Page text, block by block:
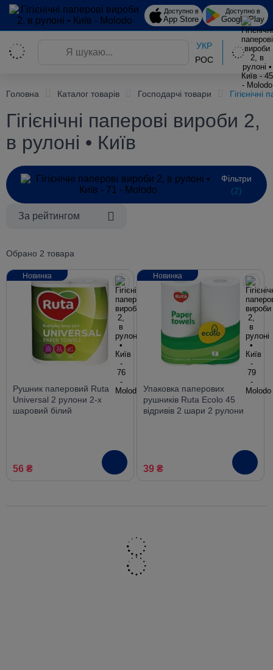
Доступно в
App Store
Доступно в
Google Play
УКР
РОС
Головна Каталог товарів Господарчі товари
Гігієнічні паперові вироби 2,
в рулоні • Київ
Фільтри
(2)
За рейтингом
Обрано 2 товара
Рушник паперовий Ruta
Universal 2 рулони 2-х
шаровий білий
56 ₴
Новинка
Упаковка паперових
рушників Ruta Ecolo 45
відривів 2 шари 2 рулони
39 ₴
Новинка